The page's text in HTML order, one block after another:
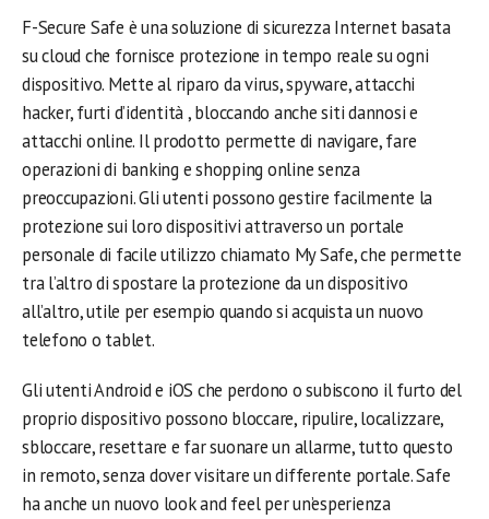
F-Secure Safe è una soluzione di sicurezza Internet basata
su cloud che fornisce protezione in tempo reale su ogni
dispositivo. Mette al riparo da virus, spyware, attacchi
hacker, furti d’identità , bloccando anche siti dannosi e
attacchi online. Il prodotto permette di navigare, fare
operazioni di banking e shopping online senza
preoccupazioni. Gli utenti possono gestire facilmente la
protezione sui loro dispositivi attraverso un portale
personale di facile utilizzo chiamato My Safe, che permette
tra l’altro di spostare la protezione da un dispositivo
all’altro, utile per esempio quando si acquista un nuovo
telefono o tablet.
Gli utenti Android e iOS che perdono o subiscono il furto del
proprio dispositivo possono bloccare, ripulire, localizzare,
sbloccare, resettare e far suonare un allarme, tutto questo
in remoto, senza dover visitare un differente portale. Safe
ha anche un nuovo look and feel per un’esperienza